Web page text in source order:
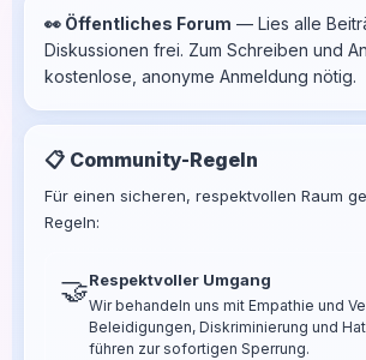
👀 Öffentliches Forum — Lies alle
Diskussionen frei. Zum Schreiben und
kostenlose, anonyme Anmeldung nötig.
📋 Community-Regeln
Für einen sicheren, respektvollen Raum
Regeln:
🤝Respektvoller Umgang
Wir behandeln uns mit Empathie und
Beleidigungen, Diskriminierung und
führen zur sofortigen Sperrung.